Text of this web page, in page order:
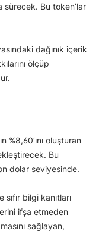
sürecek. Bu token’lar
dağınık içerik
ölçüp
%8,60’ını oluşturan
Bu
dolar seviyesinde.
bilgi kanıtları
ifşa etmeden
sağlayan,